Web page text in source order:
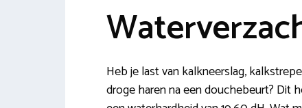
Heb je last van kalkneerslag,
droge haren na een douchebeurt? Dit